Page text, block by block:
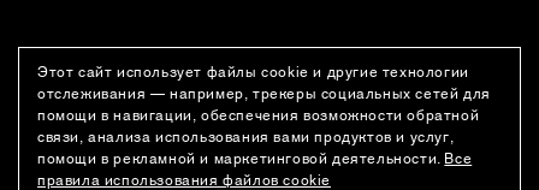
Этот сайт использует файлы cookie и другие технологии
отслеживания — например, трекеры социальных сетей для
помощи в навигации, обеспечения возможности обратной
связи, анализа использования вами продуктов и услуг,
помощи в рекламной и маркетинговой деятельности. Все
правила использования файлов cookie